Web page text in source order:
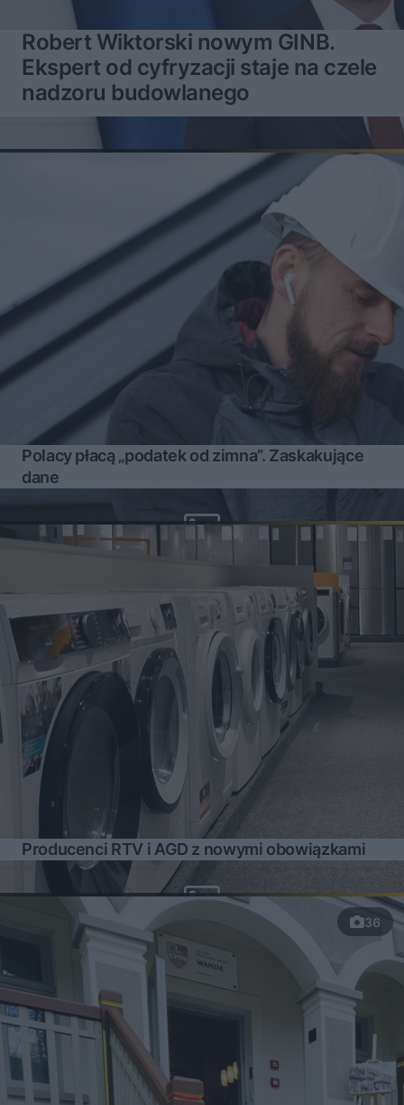
Robert Wiktorski nowym GINB.
Ekspert od cyfryzacji staje na czele
nadzoru budowlanego
Polacy płacą „podatek od zimna”. Zaskakujące
dane
Producenci RTV i AGD z nowymi obowiązkami
36